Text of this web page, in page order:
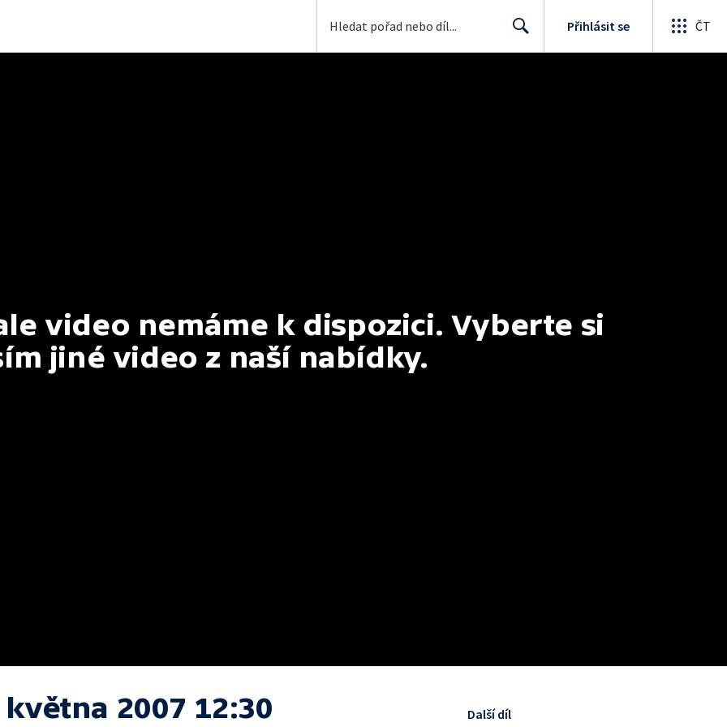
Přihlásit se ČT
video nemáme k dispozici. Vyberte si
jiné video z naší nabídky.
května 2007 12:30 Další díl